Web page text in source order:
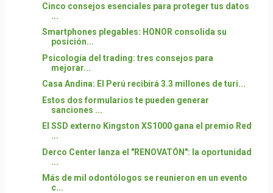
Cinco consejos esenciales para proteger tus datos
...
Smartphones plegables: HONOR consolida su
posición...
Psicología del trading: tres consejos para
mejorar...
Casa Andina: El Perú recibirá 3.3 millones de turi...
Estos dos formularios te pueden generar
sanciones ...
El SSD externo Kingston XS1000 gana el premio Red
...
Derco Center lanza el "RENOVATÓN": la oportunidad
...
Más de mil odontólogos se reunieron en un evento
c...